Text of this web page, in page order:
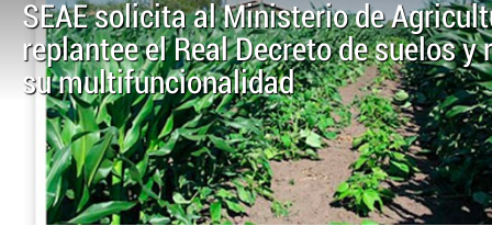
SEAE solicita al Ministerio de
replantee el Real Decreto de suelos y
su multifuncionalidad